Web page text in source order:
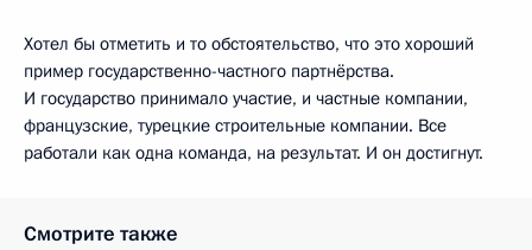
Хотел бы отметить и то обстоятельство, что это хороший
пример государственно-частного партнёрства.
И государство принимало участие, и частные компании,
французские, турецкие строительные компании. Все
работали как одна команда, на результат. И он достигнут.
Смотрите также